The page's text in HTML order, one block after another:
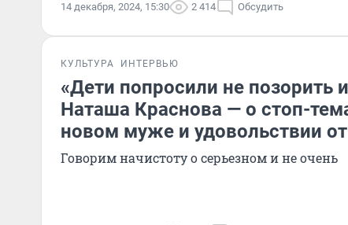
14 декабря, 2024, 15:30 2 414 Обсудить
КУЛЬТУРА ИНТЕРВЬЮ
«Дети попросили не позорить
Наташа Краснова — о стоп-
новом муже и удовольствии
Говорим начистоту о серьезном и не очень